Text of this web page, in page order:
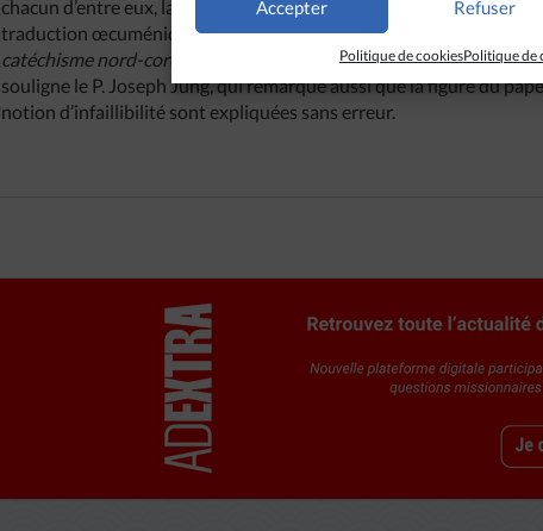
Accepter Refuser
Politique de cookiesPolitique de
chacun d’entre eux, la référence biblique correspondante est
traduction œcuménique utilisée en Corée du Sud, de 1977 à
catéchisme nord-coréen cite la Parole de Dieu dans une
souligne le P. Joseph Jung, qui remarque aussi que la figure du
notion d’infaillibilité sont expliquées sans erreur.